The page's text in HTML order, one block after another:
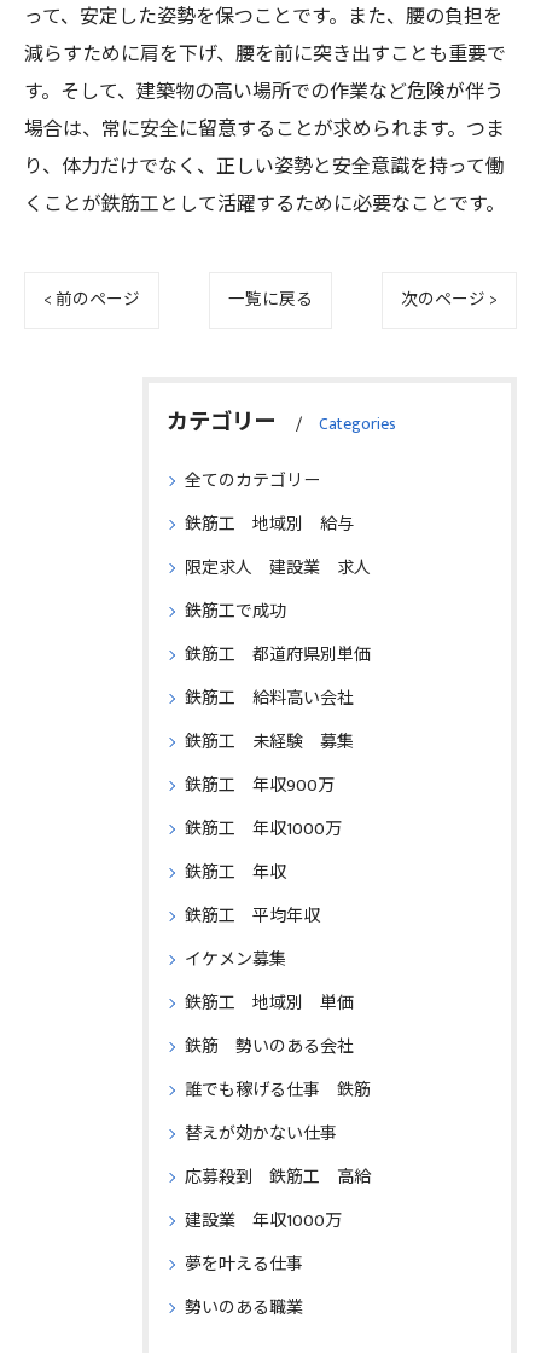
って、安定した姿勢を保つことです。また、腰の負担を
減らすために肩を下げ、腰を前に突き出すことも重要で
す。そして、建築物の高い場所での作業など危険が伴う
場合は、常に安全に留意することが求められます。つま
り、体力だけでなく、正しい姿勢と安全意識を持って働
くことが鉄筋工として活躍するために必要なことです。
< 前のページ 一覧に戻る 次のページ >
カテゴリー Categories
全てのカテゴリー
鉄筋工 地域別 給与
限定求人 建設業 求人
鉄筋工で成功
鉄筋工 都道府県別単価
鉄筋工 給料高い会社
鉄筋工 未経験 募集
鉄筋工 年収900万
鉄筋工 年収1000万
鉄筋工 年収
鉄筋工 平均年収
イケメン募集
鉄筋工 地域別 単価
鉄筋 勢いのある会社
誰でも稼げる仕事 鉄筋
替えが効かない仕事
応募殺到 鉄筋工 高給
建設業 年収1000万
夢を叶える仕事
勢いのある職業